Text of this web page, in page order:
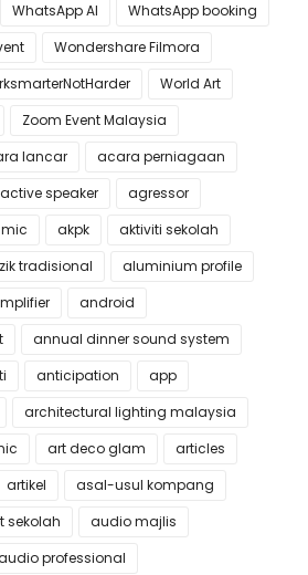
WhatsApp AI
WhatsApp booking
Wondershare Filmora
World Art
Zoom Event Malaysia
lancar
acara perniagaan
active speaker
agressor
akpk
aktiviti sekolah
tradisional
aluminium profile
android
annual dinner sound system
anticipation
app
architectural lighting malaysia
art deco glam
articles
artikel
asal-usul kompang
sekolah
audio majlis
professional